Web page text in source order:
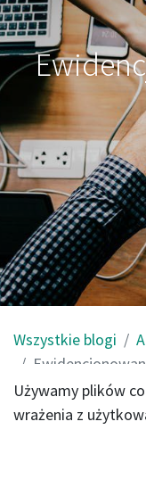
Wszystkie blogi
Każda osoba
Używamy plików
wrażenia z